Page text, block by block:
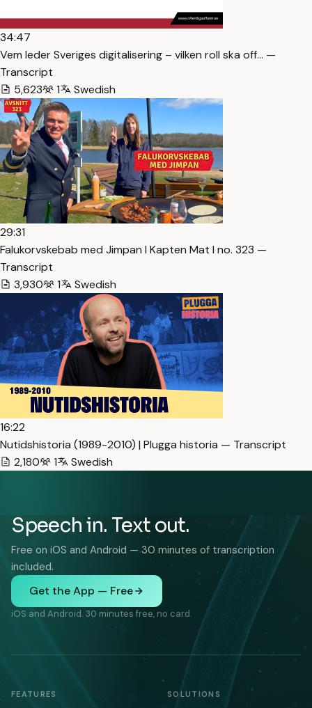
34:47
Vem leder Sveriges digitalisering – vilken roll ska off… —
Transcript
5,623
1 Swedish
29:31
Falukorvskebab med Jimpan I Kapten Mat I no. 323 —
Transcript
3,930
1 Swedish
16:22
Nutidshistoria (1989-2010) | Plugga historia — Transcript
2,180
1 Swedish
Speech in. Text out.
Free on iOS and Android — 30 minutes of transcription
included.
Get the App — Free
iOS and Android. 30 minutes free, no card.
FEATURES SOLUTIONS